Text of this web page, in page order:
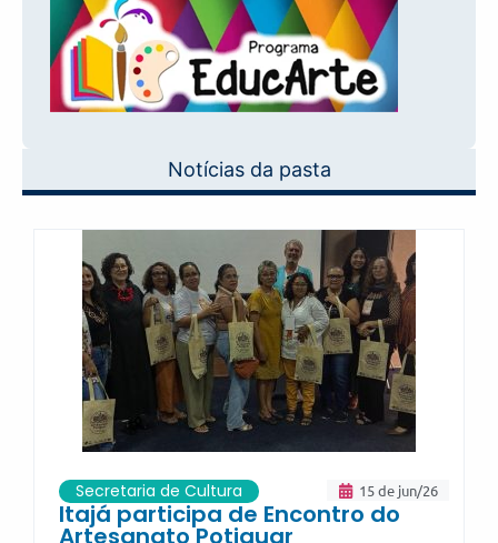
Notícias da pasta
15 de jun/26
Secretaria de Cultura
Itajá participa de Encontro do
Artesanato Potiguar